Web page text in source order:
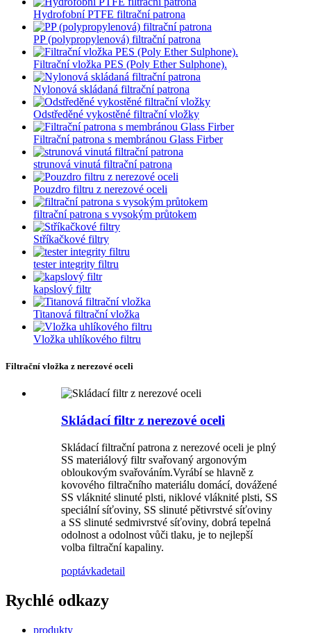
Hydrofobní PTFE filtrační patrona
PP (polypropylenová) filtrační patrona
Filtrační vložka PES (Poly Ether Sulphone).
Nylonová skládaná filtrační patrona
Odstředěné vykostěné filtrační vložky
Filtrační patrona s membránou Glass Firber
strunová vinutá filtrační patrona
Pouzdro filtru z nerezové oceli
filtrační patrona s vysokým průtokem
Stříkačkové filtry
tester integrity filtru
kapslový filtr
Titanová filtrační vložka
Vložka uhlíkového filtru
Filtrační vložka z nerezové oceli
Skládací filtr z nerezové oceli
Skládací filtrační patrona z nerezové oceli je plný
SS materiálový filtr svařovaný argonovým
obloukovým svařováním.Vyrábí se hlavně z
kovového filtračního materiálu domácí, dovážené
SS vláknité slinuté plsti, niklové vláknité plsti, SS
speciální síťoviny, SS slinuté pětivrstvé síťoviny
a SS slinuté sedmivrstvé síťoviny, dobrá tepelná
odolnost a odolnost vůči tlaku, je to nejlepší
volba filtrační kapaliny.
poptávkadetail
Rychlé odkazy
produkty